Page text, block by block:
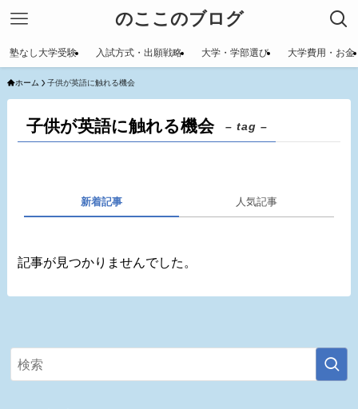
のここのブログ
塾なし大学受験 入試方式・出願戦略 大学・学部選び 大学費用・お金
ホーム 子供が英語に触れる機会
子供が英語に触れる機会 – tag –
新着記事 人気記事
記事が見つかりませんでした。